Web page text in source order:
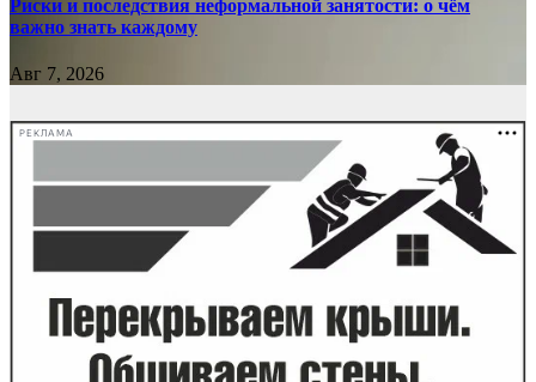
Риски и последствия неформальной занятости: о чём
важно знать каждому
Авг 7, 2026
РЕКЛАМА